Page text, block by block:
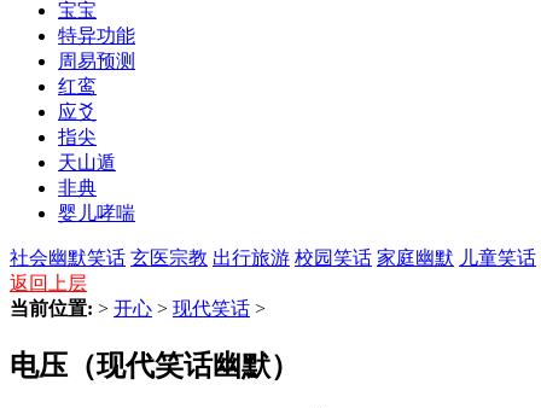
宝宝
特异功能
周易预测
红鸾
应爻
指尖
天山遁
非典
婴儿哮喘
社会幽默笑话 玄医宗教 出行旅游 校园笑话 家庭幽默 儿童笑话
返回上层
当前位置: > 开心 > 现代笑话 >
电压（现代笑话幽默）